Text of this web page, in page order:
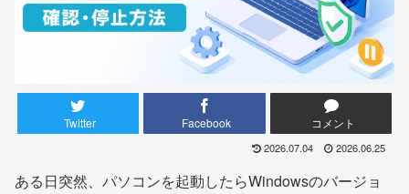
Twitter Facebook コメント
2026.07.04 2026.06.25
ある日突然、パソコンを起動したらWindowsのバージョ